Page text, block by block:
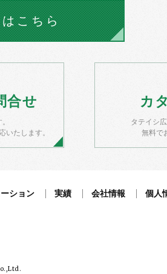
はこちら
合せ
いたします。
カ
タテイシ
無料で
ション 実績 会社情報 個人